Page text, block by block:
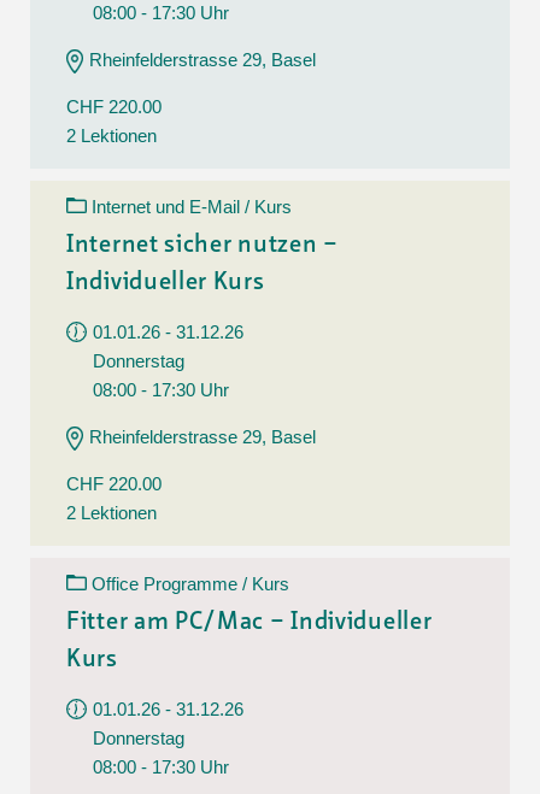
08:00 - 17:30 Uhr
Rheinfelderstrasse 29, Basel
CHF 220.00
2 Lektionen
Internet und E-Mail / Kurs
Internet sicher nutzen –
Individueller Kurs
01.01.26 - 31.12.26
Donnerstag
08:00 - 17:30 Uhr
Rheinfelderstrasse 29, Basel
CHF 220.00
2 Lektionen
Office Programme / Kurs
Fitter am PC/Mac – Individueller
Kurs
01.01.26 - 31.12.26
Donnerstag
08:00 - 17:30 Uhr